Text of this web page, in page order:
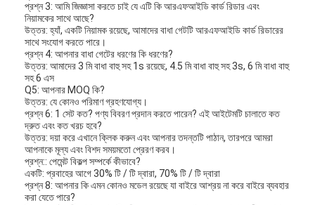
মামলা
এখন চ্যাট করুন
turnstile ব্যারিয়ার গেইট
পার্কিং ব্যারিয়ার গেট
স্বয়ংক্রিয় ব্যারিয়ার গেইট
প্রশ্ন 3: আমি জিজ্ঞাসা করতে চাই যে এটি কি আরএফআইডি কার্ড রিডার এবং
নিয়ামকের সাথে আছে?
উত্তর: হ্যাঁ, একটি নিয়ামক রয়েছে, আমাদের বাধা গেটটি আরএফআইডি কার্ড রিডারের
সাথে সংযোগ করতে পারে।
প্রশ্ন 4: আপনার বাধা গেটের ধরণের কি ধরণের?
উত্তর: আমাদের 3 মি বাধা বাহু সহ 1s রয়েছে, 4.5 মি বাধা বাহু সহ 3s, 6 মি বাধা বাহু
সহ 6 এস
Q5: আপনার MOQ কি?
উত্তর: যে কোনও পরিমাণ গ্রহণযোগ্য।
প্রশ্ন 6: 1 সেট কত? পণ্য বিবরণ প্রদান করতে পারেন? এই আইটেমটি চালাতে কত
দ্রুত এবং কত খরচ হবে?
উত্তর: দয়া করে এখানে ক্লিক করুন এবং আপনার তদন্তটি পাঠান, তারপরে আমরা
আপনাকে মূল্য এবং বিশদ সময়মতো প্রেরণ করব।
প্রশ্ন:: পেমেন্ট বিকল্প সম্পর্কে কীভাবে?
একটি: প্রবাহের আগে 30% টি / টি দ্বারা, 70% টি / টি দ্বারা
প্রশ্ন 8: আপনার কি এমন কোনও মডেল রয়েছে যা বাইরে আশ্রয় না করে বাইরে ব্যবহার
করা যেতে পারে?